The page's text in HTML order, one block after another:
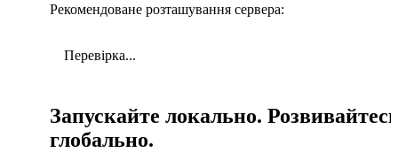
Рекомендоване розташування сервера:
Перевірка...
Запускайте локально.
глобально.